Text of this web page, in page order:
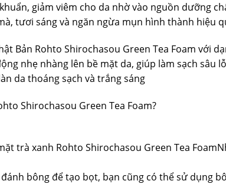
giảm viêm cho da nhờ vào nguồn dưỡng
tươi sáng và ngăn ngừa mụn hình thành hiệu
Bản Rohto Shirochasou Green Tea Foam với
nhẹ nhàng lên bề mặt da, giúp làm sạch sâu
da thoáng sạch và trắng sáng
Shirochasou Green Tea Foam?
trà xanh Rohto Shirochasou Green Tea
bông để tạo bọt, bạn cũng có thể sử dụng